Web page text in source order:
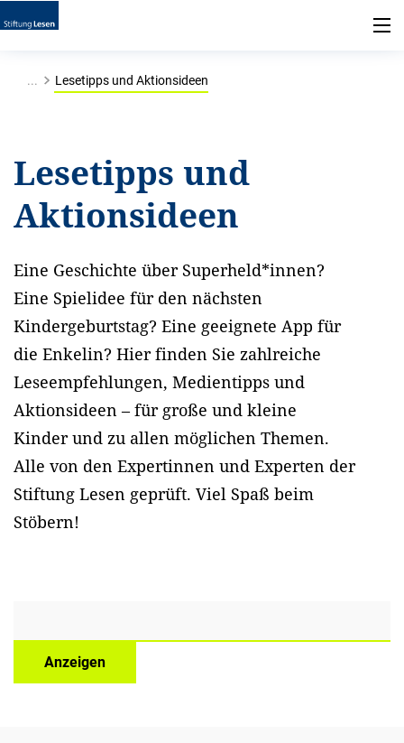
... Lesetipps und Aktionsideen
Lesetipps und
Aktionsideen
Eine Geschichte über Superheld*innen?
Eine Spielidee für den nächsten
Kindergeburtstag? Eine geeignete App für
die Enkelin? Hier finden Sie zahlreiche
Leseempfehlungen, Medientipps und
Aktionsideen – für große und kleine
Kinder und zu allen möglichen Themen.
Alle von den Expertinnen und Experten der
Stiftung Lesen geprüft. Viel Spaß beim
Stöbern!
Anzeigen